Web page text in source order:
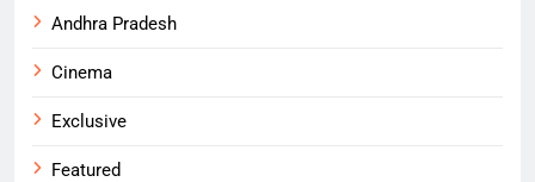
Andhra Pradesh
Cinema
Exclusive
Featured